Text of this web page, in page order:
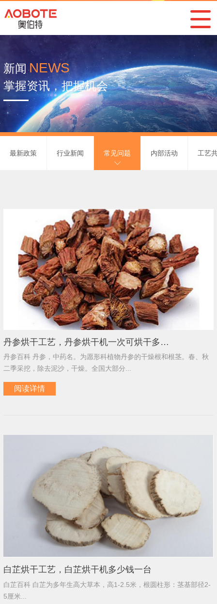
新闻 NEWS
掌握资讯，把握机会
最新政策 行业新闻 常见问题 内部活动 工艺
丹参烘干工艺，丹参烘干机一次可烘干多…
丹参百科 丹参，中药名。为愿形科植物丹参的干燥根和根茎。春、秋
二季采挖，除去泥沙，干燥。全国大部分...
阅读详情
白芷烘干工艺，白芷烘干机多少钱一台
白芷百科 白芷为多年生高大草本，高1-2.5米，根圆柱形：茎基部径2-
5厘米...